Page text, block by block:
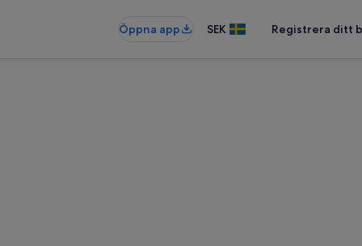
Öppna app SEK Registrera ditt